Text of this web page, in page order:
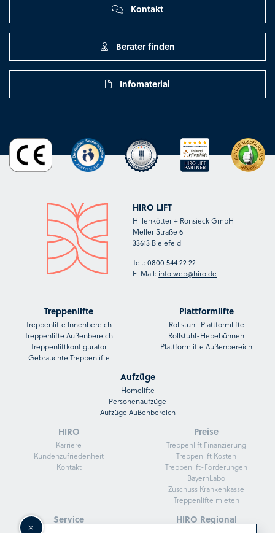
Kontakt
Berater finden
Infomaterial
HIRO LIFT
Hillenkötter + Ronsieck GmbH
Meller Straße 6
33613 Bielefeld
Tel.:0800 544 22 22
E-Mail: info.web@hiro.de
Treppenlifte
Treppenlifte Innenbereich
Treppenlifte Außenbereich
Treppenliftkonfigurator
Gebrauchte Treppenlifte
Plattformlifte
Rollstuhl-Plattformlifte
Rollstuhl-Hebebühnen
Plattformlifte Außenbereich
Aufzüge
Homelifte
Personenaufzüge
Aufzüge Außenbereich
HIRO
Karriere
Kundenzufriedenheit
Kontakt
Preise
Treppenlift Finanzierung
Treppenlift Kosten
Treppenlift-Förderungen
BayernLabo
Zuschuss Krankenkasse
Treppenlifte mieten
Service HIRO Regional